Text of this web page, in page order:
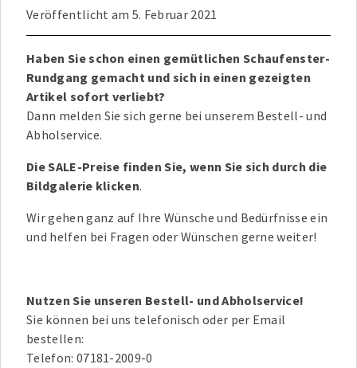
Veröffentlicht am 5. Februar 2021
Haben Sie schon einen gemütlichen Schaufenster-
Rundgang gemacht und sich in einen gezeigten
Artikel sofort verliebt?
Dann melden Sie sich gerne bei unserem Bestell- und
Abholservice.
Die SALE-Preise finden Sie, wenn Sie sich durch die
Bildgalerie klicken.
Wir gehen ganz auf Ihre Wünsche und Bedürfnisse ein
und helfen bei Fragen oder Wünschen gerne weiter!
Nutzen Sie unseren Bestell- und Abholservice!
Sie können bei uns telefonisch oder per Email
bestellen:
Telefon: 07181-2009-0